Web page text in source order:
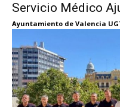
Servicio Médico
Ayuntamiento de Valencia